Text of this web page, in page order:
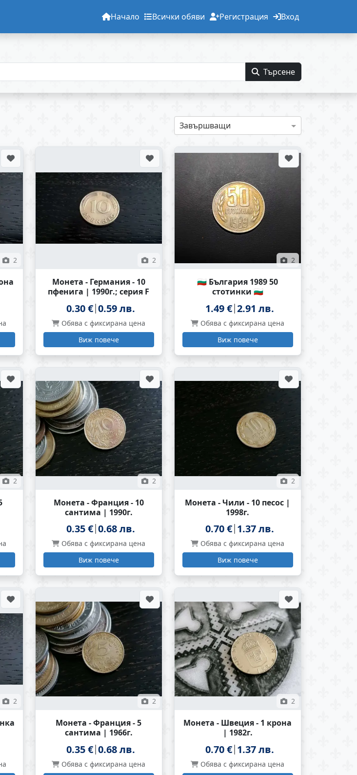
Начало Всички обяви Регистрация Вход
Търсене
Завършващи
2 2
Монета - Германия - 10
пфенига | 1990г.; серия F
0.30 € 0.59 лв.
Обява с фиксирана цена
Виж повече
2
🇧🇬 България 1989 50
стотинки 🇧🇬
1.49 € 2.91 лв.
Обява с фиксирана цена
Виж повече
2 2
Монета - Франция - 10
сантима | 1990г.
0.35 € 0.68 лв.
Обява с фиксирана цена
Виж повече
2
Монета - Чили - 10 песос |
1998г.
0.70 € 1.37 лв.
Обява с фиксирана цена
Виж повече
2 2
Монета - Франция - 5
сантима | 1966г.
0.35 € 0.68 лв.
Обява с фиксирана цена
2
Монета - Швеция - 1 крона
| 1982г.
0.70 € 1.37 лв.
Обява с фиксирана цена